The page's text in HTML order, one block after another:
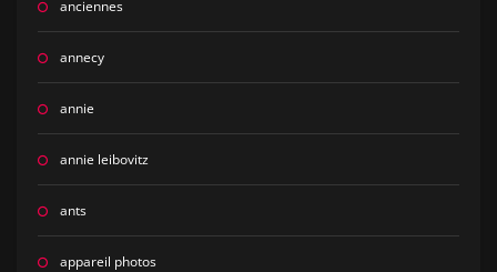
anciennes
annecy
annie
annie leibovitz
ants
appareil photos